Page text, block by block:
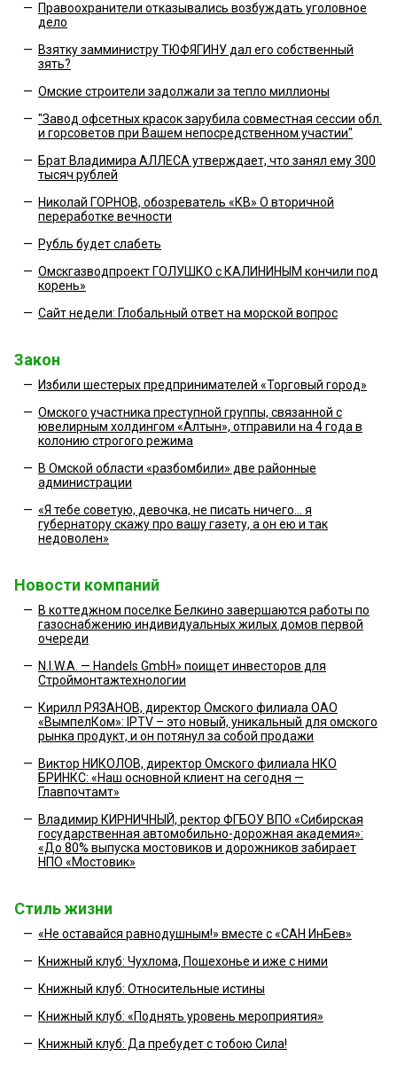
— Правоохранители отказывались возбуждать уголовное
дело
— Взятку замминистру ТЮФЯГИНУ дал его собственный
зять?
— Омские строители задолжали за тепло миллионы
— "Завод офсетных красок зарубила совместная сессии обл.
и горсоветов при Вашем непосредственном участии"
— Брат Владимира АЛЛЕСА утверждает, что занял ему 300
тысяч рублей
— Николай ГОРНОВ, обозреватель «КВ» О вторичной
переработке вечности
— Рубль будет слабеть
— Омскгазводпроект ГОЛУШКО с КАЛИНИНЫМ кончили под
корень»
— Сайт недели: Глобальный ответ на морской вопрос
Закон
— Избили шестерых предпринимателей «Торговый город»
— Омского участника преступной группы, связанной с
ювелирным холдингом «Алтын», отправили на 4 года в
колонию строгого режима
— В Омской области «разбомбили» две районные
администрации
— «Я тебе советую, девочка, не писать ничего... я
губернатору скажу про вашу газету, а он ею и так
недоволен»
Новости компаний
— В коттеджном поселке Белкино завершаются работы по
газоснабжению индивидуальных жилых домов первой
очереди
— N.I.W.A. — Handels GmbH» поищет инвесторов для
Строймонтажтехнологии
— Кирилл РЯЗАНОВ, директор Омского филиала ОАО
«ВымпелКом»: IPTV – это новый, уникальный для омского
рынка продукт, и он потянул за собой продажи
— Виктор НИКОЛОВ, директор Омского филиала НКО
БРИНКС: «Наш основной клиент на сегодня —
Главпочтамт»
— Владимир КИРНИЧНЫЙ, ректор ФГБОУ ВПО «Сибирская
государственная автомобильно-дорожная академия»:
«До 80% выпуска мостовиков и дорожников забирает
НПО «Мостовик»
Стиль жизни
— «Не оставайся равнодушным!» вместе с «САН ИнБев»
— Книжный клуб: Чухлома, Пошехонье и иже с ними
— Книжный клуб: Относительные истины
— Книжный клуб: «Поднять уровень мероприятия»
— Книжный клуб: Да пребудет с тобою Сила!